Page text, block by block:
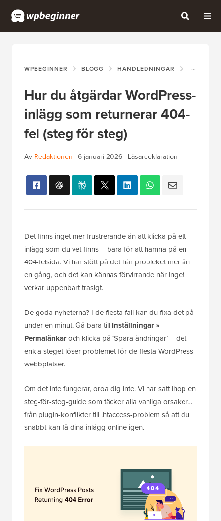
WPBEGINNER BLOGG HANDLEDNINGAR HUR DU
Hur du åtgärdar WordPress-
inlägg som returnerar 404-
fel (steg för steg)
Av Redaktionen | 6 januari 2026 | Läsardeklaration
Det finns inget mer frustrerande än att klicka på ett
inlägg som du vet finns – bara för att hamna på en
404-felsida. Vi har stött på det här probleket mer än
en gång, och det kan kännas förvirrande när inget
verkar uppenbart trasigt.
De goda nyheterna? I de flesta fall kan du fixa det på
under en minut. Gå bara till Inställningar »
Permalänkaroch klicka på ‘Spara ändringar’ – det
enkla steget löser problemet för de flesta WordPress-
webbplatser.
Om det inte fungerar, oroa dig inte. Vi har satt ihop en
steg-för-steg-guide som täcker alla vanliga orsaker…
från plugin-konflikter till .htaccess-problem så att du
snabbt kan få dina inlägg online igen.